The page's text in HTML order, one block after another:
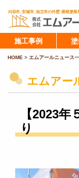
施工事例
HOME > エムアールニュース
エムアー
【2023
り